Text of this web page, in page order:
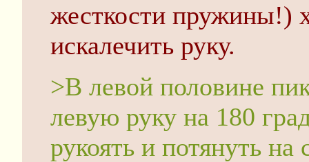
жесткости пружины!)
искалечить руку.
>В левой половине
левую руку на 180
рукоять и потянуть